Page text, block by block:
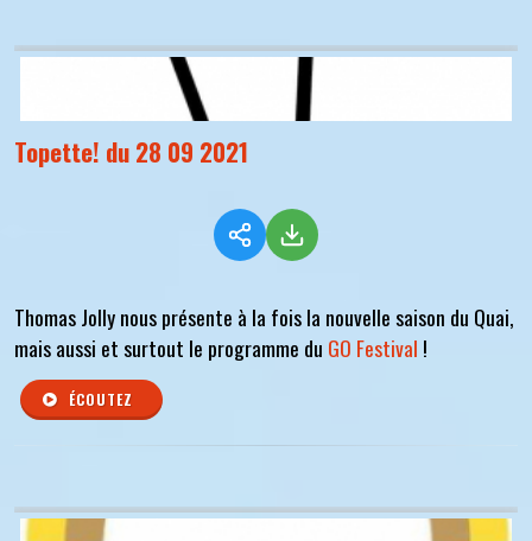
Topette! du 28 09 2021
Thomas Jolly nous présente à la fois la nouvelle saison du Quai,
mais aussi et surtout le programme du GO Festival !
ÉCOUTEZ